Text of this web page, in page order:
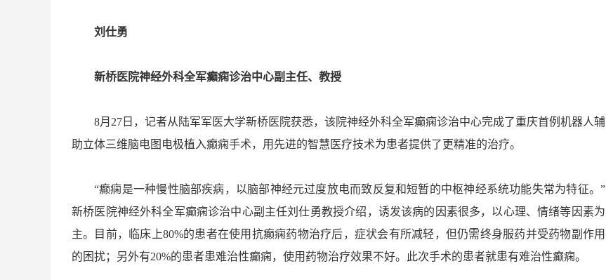
刘仕勇
新桥医院神经外科全军癫痫诊治中心副主任、教授
8月27日，记者从陆军军医大学新桥医院获悉，该院神经外科全军癫痫诊治中心完成了重庆首例机器人辅
助立体三维脑电图电极植入癫痫手术，用先进的智慧医疗技术为患者提供了更精准的治疗。
“癫痫是一种慢性脑部疾病，以脑部神经元过度放电而致反复和短暂的中枢神经系统功能失常为特征。”
新桥医院神经外科全军癫痫诊治中心副主任刘仕勇教授介绍，诱发该病的因素很多，以心理、情绪等因素为
主。目前，临床上80%的患者在使用抗癫痫药物治疗后，症状会有所减轻，但仍需终身服药并受药物副作用
的困扰；另外有20%的患者患难治性癫痫，使用药物治疗效果不好。此次手术的患者就患有难治性癫痫。